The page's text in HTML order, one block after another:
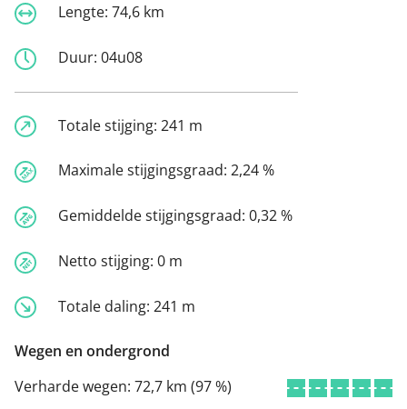
Lengte: 74,6 km
Duur: 04u08
Totale stijging: 241 m
Maximale stijgingsgraad: 2,24 %
Gemiddelde stijgingsgraad: 0,32 %
Netto stijging: 0 m
Totale daling: 241 m
Wegen en ondergrond
Verharde wegen: 72,7 km (97 %)